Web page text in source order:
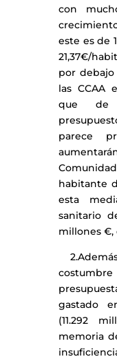
con
este es de
21,37€/
por
las CCAA
que de
parece
habitante
esta
sanitario
millones €,
2.
costumbre
gastado
(11.292
memoria